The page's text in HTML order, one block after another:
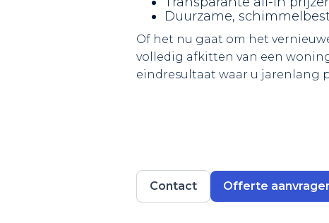
Duurzame,
Of het nu gaat om het
volledig afkitten van een
eindresultaat waar u jarenlang
Contact Offerte